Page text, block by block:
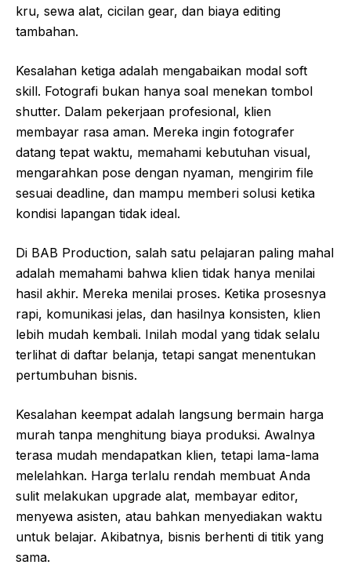
kru, sewa alat, cicilan gear, dan biaya editing
tambahan.
Kesalahan ketiga adalah mengabaikan modal soft
skill. Fotografi bukan hanya soal menekan tombol
shutter. Dalam pekerjaan profesional, klien
membayar rasa aman. Mereka ingin fotografer
datang tepat waktu, memahami kebutuhan visual,
mengarahkan pose dengan nyaman, mengirim file
sesuai deadline, dan mampu memberi solusi ketika
kondisi lapangan tidak ideal.
Di BAB Production, salah satu pelajaran paling mahal
adalah memahami bahwa klien tidak hanya menilai
hasil akhir. Mereka menilai proses. Ketika prosesnya
rapi, komunikasi jelas, dan hasilnya konsisten, klien
lebih mudah kembali. Inilah modal yang tidak selalu
terlihat di daftar belanja, tetapi sangat menentukan
pertumbuhan bisnis.
Kesalahan keempat adalah langsung bermain harga
murah tanpa menghitung biaya produksi. Awalnya
terasa mudah mendapatkan klien, tetapi lama-lama
melelahkan. Harga terlalu rendah membuat Anda
sulit melakukan upgrade alat, membayar editor,
menyewa asisten, atau bahkan menyediakan waktu
untuk belajar. Akibatnya, bisnis berhenti di titik yang
sama.